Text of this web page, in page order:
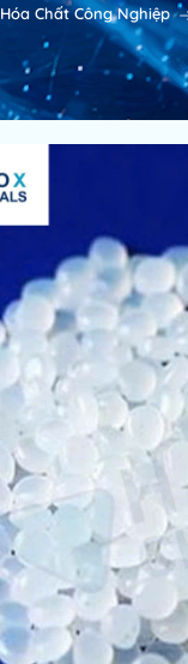
Hóa Chất Công Nghiệp